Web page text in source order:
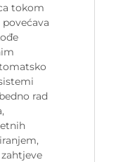
tokom
rad